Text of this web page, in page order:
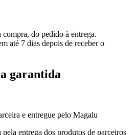
compra, do pedido à entrega.
até 7 dias depois de receber o
garantida
e entregue pelo Magalu
entrega dos produtos de parceiros